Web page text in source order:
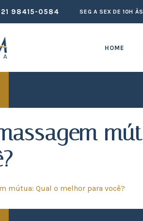
21 98415-0584 SEG A SEX DE 10H
HOME
mútua: Qual o melhor para você?